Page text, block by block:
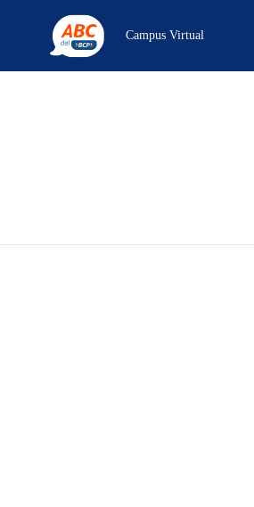
Campus Virtual